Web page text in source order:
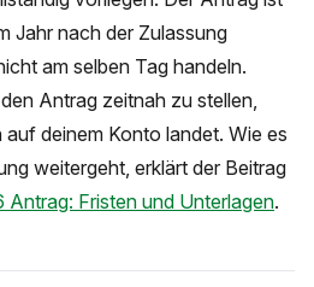
Jahr nach der Zulassung
am selben Tag handeln.
Antrag zeitnah zu stellen,
deinem Konto landet. Wie es
weitergeht, erklärt der Beitrag
Fristen und Unterlagen.